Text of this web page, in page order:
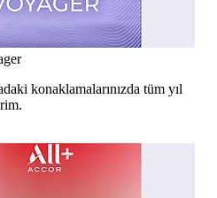
konaklamalarınızda tüm yıl